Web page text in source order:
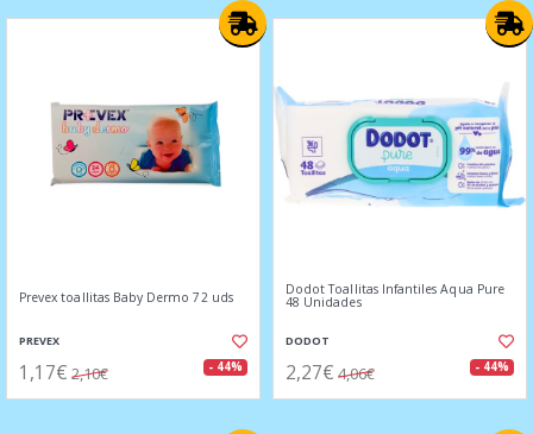
Prevex toallitas Baby Dermo 72 uds
PREVEX
1,17€ 2,10€ - 44%
Dodot Toallitas Infantiles Aqua Pure
48 Unidades
DODOT
2,27€ 4,06€ - 44%